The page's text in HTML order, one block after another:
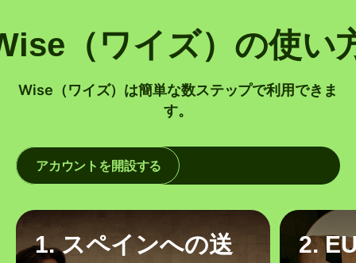
（ワイズ）の使い
Wise（ワイズ）は簡単な数ステップで利用できま
す。
アカウントを開設する
1. スペインへの送
2.